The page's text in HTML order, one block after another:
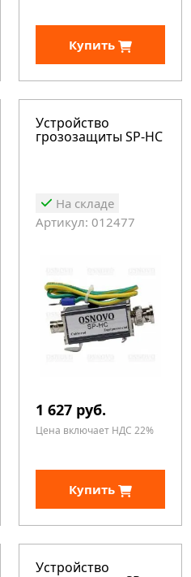
Купить
Устройство
грозозащиты SP-HC
На складе
Артикул: 012477
1 627 руб.
Цена включает НДС 22%
Купить
Устройство